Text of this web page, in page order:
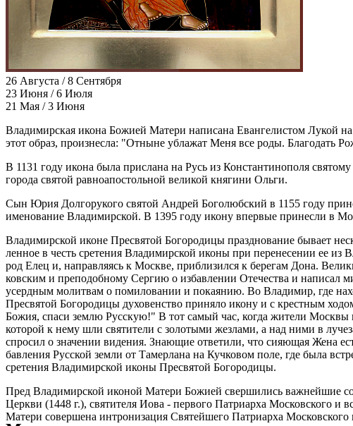
26 Августа / 8 Сентября
23 Июня / 6 Июля
21 Мая / 3 Июня
Вла­ди­мир­ская ико­на Бо­жи­ей Ма­те­ри на­пи­са­на Еван­ге­ли­стом Лу­кой
этот об­раз, про­из­нес­ла: "От­ныне убла­жат Ме­ня все ро­ды. Бла­го­дать
В 1131 го­ду ико­на бы­ла при­сла­на на Русь из Кон­стан­ти­но­по­ля
го­ро­да свя­той рав­ноап­о­столь­ной ве­ли­кой кня­ги­ни Оль­ги.
Сын Юрия Дол­го­ру­ко­го свя­той Ан­дрей Бо­го­люб­ский в 1155 го­ду
име­но­ва­ние Вла­ди­мир­ской. В 1395 го­ду ико­ну впер­вые при­нес­ли в
Вла­ди­мир­ской иконе Пре­свя­той Бо­го­ро­ди­цы празд­но­ва­ние бы­ва­ет
лен­ное в честь сре­те­ния Вла­ди­мир­ской ико­ны при пе­ре­не­се­нии ее
род Елец и, на­прав­ля­ясь к Москве, при­бли­зил­ся к бе­ре­гам До­на.
ков­ским и пре­по­доб­но­му Сер­гию о из­бав­ле­нии Оте­че­ства и на­пи­сал
усерд­ным мо­лит­вам о по­ми­ло­ва­нии и по­ка­я­нию. Во Вла­ди­мир, где
Пре­свя­той Бо­го­ро­ди­цы ду­хо­вен­ство при­ня­ло ико­ну и с крест­ным
Бо­жия, спа­си зем­лю Рус­скую!" В тот са­мый час, ко­гда жи­те­ли Моск­вы
ко­то­рой к нему шли свя­ти­те­ли с зо­ло­ты­ми жез­ла­ми, а над ни­ми в
спро­сил о зна­че­нии ви­де­ния. Зна­ю­щие от­ве­ти­ли, что си­я­ю­щая Же­на
бав­ле­ния Рус­ской зем­ли от Та­мер­ла­на на Куч­ко­вом по­ле, где бы­ла
сре­те­ния Вла­ди­мир­ской ико­ны Пре­свя­той Бо­го­ро­ди­цы.
Пред Вла­ди­мир­ской ико­ной Ма­те­ри Бо­жи­ей свер­ши­лись важ­ней­шие
Церк­ви (1448 г.), свя­ти­те­ля Иова - пер­во­го Пат­ри­ар­ха Мос­ков­ско­го и
Ма­те­ри со­вер­ше­на ин­тро­ни­за­ция Свя­тей­ше­го Пат­ри­ар­ха